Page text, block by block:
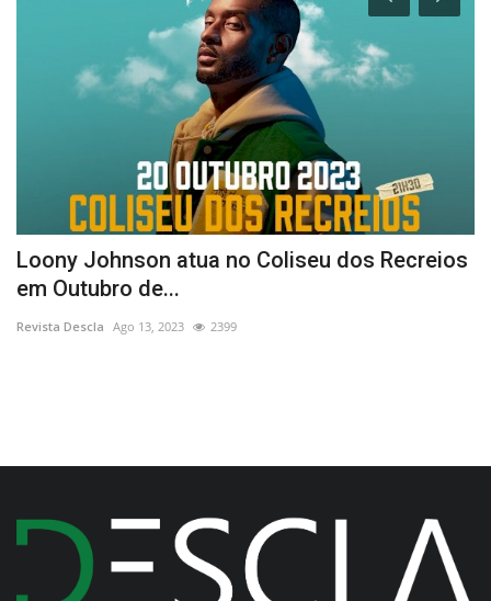
Loony Johnson atua no Coliseu dos Recreios
em Outubro de...
Revista Descla Ago 13, 2023 2399